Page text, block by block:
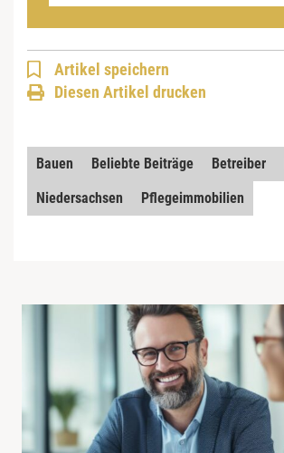
Artikel speichern
Diesen Artikel drucken
Bauen Beliebte Beiträge Betreiber
Niedersachsen
Pflegeimmobilien